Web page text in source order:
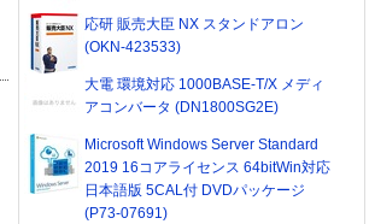
応研 販売大臣 NX スタンドアロン
(OKN-423533)
大電 環境対応 1000BASE-T/X メディ
アコンバータ (DN1800SG2E)
Microsoft Windows Server Standard
2019 16コアライセンス 64bitWin対応
日本語版 5CAL付 DVDパッケージ
(P73-07691)